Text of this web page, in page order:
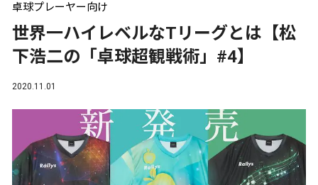
卓球プレーヤー向け
世界一ハイレベルなTリーグとは【松
下浩二の「卓球超観戦術」#4】
2020.11.01